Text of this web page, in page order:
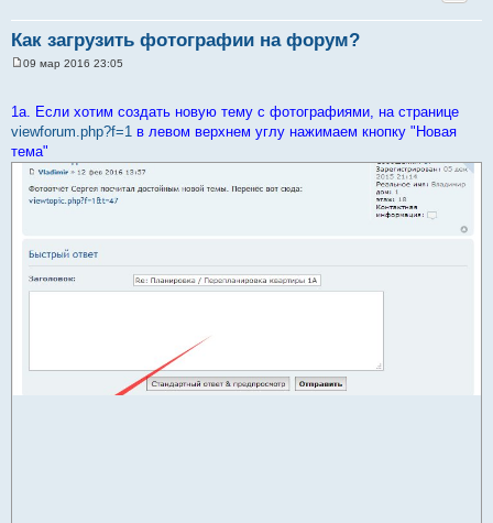
Как загрузить фотографии на форум?
б
е
н
и
09 мар 2016 23:05
1a. Если хотим создать новую тему с фотографиями, на странице
viewforum.php?f=1 в левом верхнем углу нажимаем кнопку "Новая
тема"